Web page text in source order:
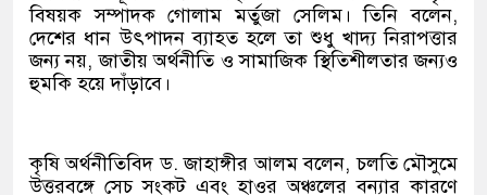
বিষয়ক সম্পাদক গোলাম মর্তুজা সেলিম। তিনি বলেন,
দেশের ধান উৎপাদন ব্যাহত হলে তা শুধু খাদ্য নিরাপত্তার
জন্য নয়, জাতীয় অর্থনীতি ও সামাজিক স্থিতিশীলতার জন্যও
হুমকি হয়ে দাঁড়াবে।
কৃষি অর্থনীতিবিদ ড. জাহাঙ্গীর আলম বলেন, চলতি মৌসুমে
উত্তরবঙ্গে সেচ সংকট এবং হাওর অঞ্চলের বন্যার কারণে